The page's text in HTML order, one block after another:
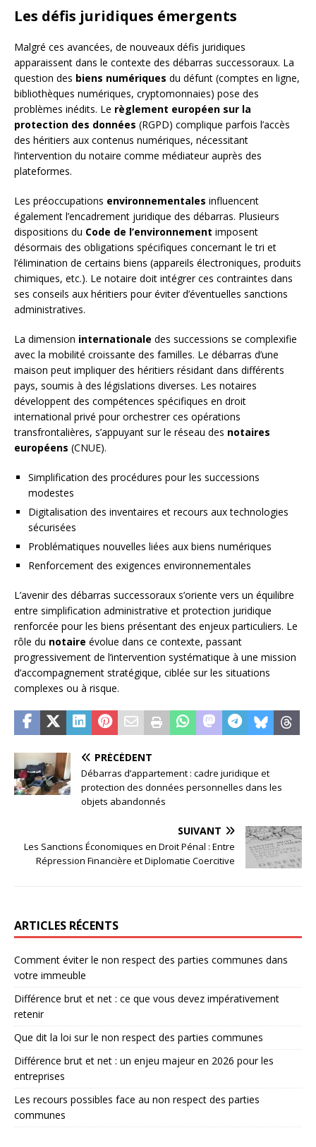
Les défis juridiques émergents
Malgré ces avancées, de nouveaux défis juridiques
apparaissent dans le contexte des débarras successoraux. La
question des biens numériques du défunt (comptes en ligne,
bibliothèques numériques, cryptomonnaies) pose des
problèmes inédits. Le règlement européen sur la
protection des données (RGPD) complique parfois l’accès
des héritiers aux contenus numériques, nécessitant
l’intervention du notaire comme médiateur auprès des
plateformes.
Les préoccupations environnementales influencent
également l’encadrement juridique des débarras. Plusieurs
dispositions du Code de l’environnement imposent
désormais des obligations spécifiques concernant le tri et
l’élimination de certains biens (appareils électroniques, produits
chimiques, etc.). Le notaire doit intégrer ces contraintes dans
ses conseils aux héritiers pour éviter d’éventuelles sanctions
administratives.
La dimension internationale des successions se complexifie
avec la mobilité croissante des familles. Le débarras d’une
maison peut impliquer des héritiers résidant dans différents
pays, soumis à des législations diverses. Les notaires
développent des compétences spécifiques en droit
international privé pour orchestrer ces opérations
transfrontalières, s’appuyant sur le réseau des notaires
européens (CNUE).
Simplification des procédures pour les successions
modestes
Digitalisation des inventaires et recours aux technologies
sécurisées
Problématiques nouvelles liées aux biens numériques
Renforcement des exigences environnementales
L’avenir des débarras successoraux s’oriente vers un équilibre
entre simplification administrative et protection juridique
renforcée pour les biens présentant des enjeux particuliers. Le
rôle du notaire évolue dans ce contexte, passant
progressivement de l’intervention systématique à une mission
d’accompagnement stratégique, ciblée sur les situations
complexes ou à risque.
PRÉCÉDENT
Débarras d’appartement : cadre juridique et
protection des données personnelles dans les
objets abandonnés
SUIVANT
Les Sanctions Économiques en Droit Pénal : Entre
Répression Financière et Diplomatie Coercitive
ARTICLES RÉCENTS
Comment éviter le non respect des parties communes dans
votre immeuble
Différence brut et net : ce que vous devez impérativement
retenir
Que dit la loi sur le non respect des parties communes
Différence brut et net : un enjeu majeur en 2026 pour les
entreprises
Les recours possibles face au non respect des parties
communes